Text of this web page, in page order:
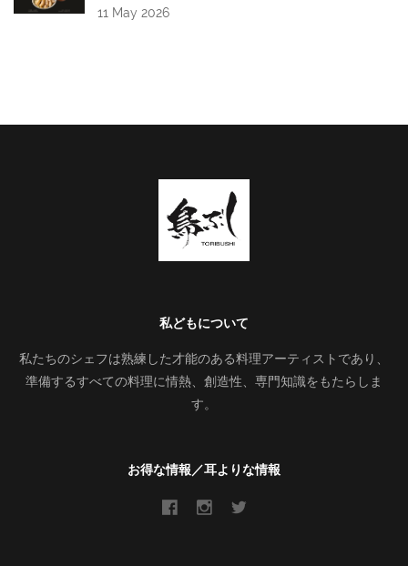
11 May 2026
私どもについて
私たちのシェフは熟練した才能のある料理アーティストであり、
準備するすべての料理に情熱、創造性、専門知識をもたらしま
す。
お得な情報／耳よりな情報